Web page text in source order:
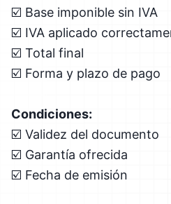
☑️ Base imponible sin IVA
☑️ IVA aplicado
☑️ Total final
☑️ Forma y plazo de pago
Condiciones:
☑️ Validez del documento
☑️ Garantía ofrecida
☑️ Fecha de emisión